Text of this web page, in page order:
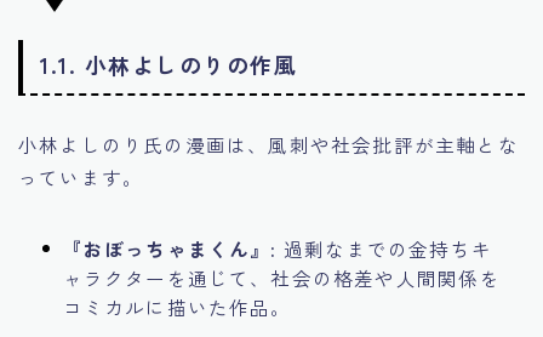
1.1. 小林よしのりの作風
小林よしのり氏の漫画は、風刺や社会批評が主軸とな
っています。
『おぼっちゃまくん』: 過剰なまでの金持ちキ
ャラクターを通じて、社会の格差や人間関係を
コミカルに描いた作品。